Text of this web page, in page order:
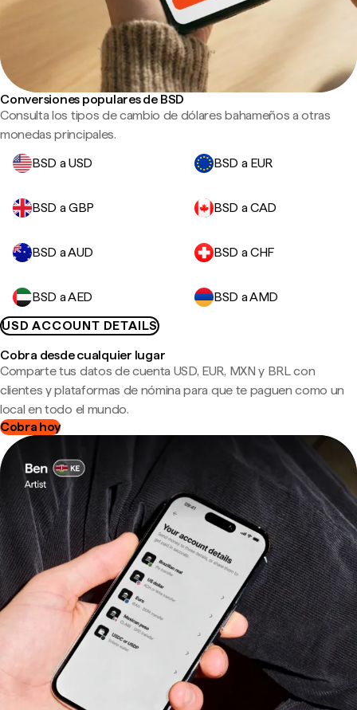
Conversiones populares de BSD
Consulta los tipos de cambio de dólares bahameños a otras
monedas principales.
BSD a USD
BSD a EUR
BSD a GBP BSD a CAD
BSD a AUD BSD a CHF
BSD a AED
BSD a AMD
USD ACCOUNT DETAILS
Cobra desde cualquier lugar
Comparte tus datos de cuenta USD, EUR, MXN y BRL con
clientes y plataformas de nómina para que te paguen como un
local en todo el mundo.
Cobra hoy